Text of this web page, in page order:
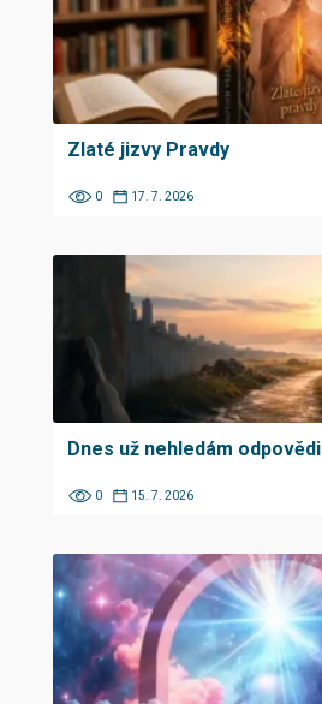
Zlaté jizvy Pravdy
0 17. 7. 2026
Dnes už nehledám odpovědi
0 15. 7. 2026